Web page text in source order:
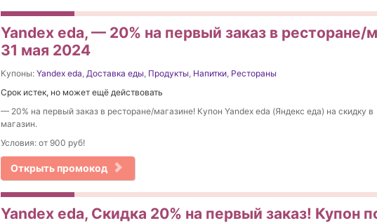
Yandex eda, — 20% на первый заказ в ресторане/
31 мая 2024
Купоны: Yandex eda, Доставка еды, Продукты, Напитки, Рестораны
Срок истек, но может ещё действовать
— 20% на первый заказ в ресторане/магазине! Купон Yandex eda (Яндекс еда) на скидку в
магазин.
Условия: от 900 руб!
Открыть промокод
Yandex eda, Скидка 20% на первый заказ! Купон